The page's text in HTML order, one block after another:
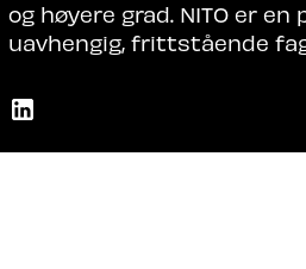
og høyere grad. NITO er
uavhengig, frittstående